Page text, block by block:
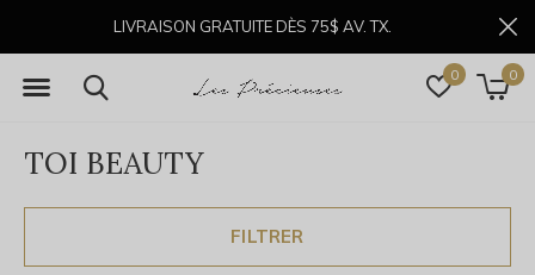
0 0
LIVRAISON GRATUITE DÈS 75$ AV. TX.
TOI BEAUTY
FILTRER